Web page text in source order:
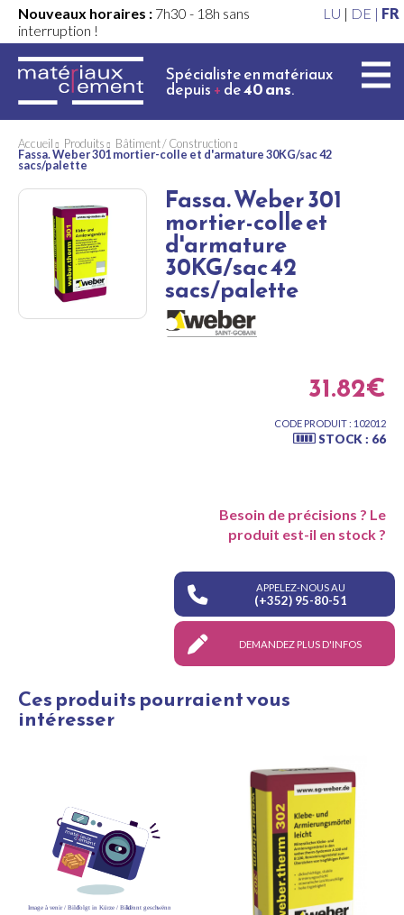
Nouveaux horaires : 7h30 - 18h sans
interruption !
LU | DE | FR
Spécialiste en matériaux
depuis+de40 ans.
Accueil Produits Bâtiment / Construction
Fassa. Weber 301 mortier-colle et d'armature 30KG/sac 42
sacs/palette
Fassa. Weber 301
mortier-colle et
d'armature
30KG/sac 42
sacs/palette
31.82€
CODE PRODUIT : 102012
STOCK : 66
Besoin de précisions ? Le
produit est-il en stock ?
APPELEZ-NOUS AU
(+352) 95-80-51
DEMANDEZ PLUS D'INFOS
Ces produits pourraient vous
intéresser